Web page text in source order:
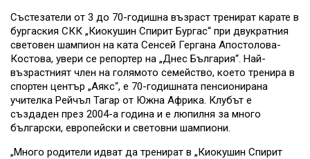
Състезатели от 3 до 70-годишна възраст тренират карате в
бургаския СКК „Киокушин Спирит Бургас“ при двукратния
световен шампион на ката Сенсей Гергана Апостолова-
Костова, увери се репортер на „Днес България“. Най-
възрастният член на голямото семейство, което тренира в
спортен център „Аякс“, е 70-годишната пенсионирана
учителка Рейчъл Тагар от Южна Африка. Клубът е
създаден през 2004-а година и е люпилня за много
български, европейски и световни шампиони.
„Много родители идват да тренират в „Киокушин Спирит